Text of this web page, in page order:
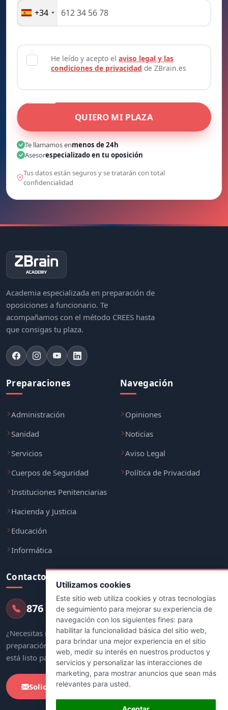
Utilizamos cookies
Este sitio web utiliza cookies y otras tecnologías
de seguimiento para mejorar su experiencia de
navegación con los siguientes fines: para
habilitar la funcionalidad básica del sitio web,
para brindar una mejor experiencia en el sitio
web, medir su interés en nuestros productos y
servicios y personalizar las interacciones de
marketing, para mostrar anuncios que sean más
relevantes para usted.
+34
He leído y acepto elaviso legal y las
condiciones de privacidad de ZBrain.es
QUIERO MI PLAZA
Te llamamos enmenos de 24h
Asesorespecializado en tu oposición
Tus datos están seguros y se tratarán con total
confidencialidad
Academia especializada en preparación de
oposiciones a funcionario. Te
acompañamos con el método CREES hasta
que consigas tu plaza.
Preparaciones
Administración
Sanidad
Servicios
Cuerpos de Seguridad
Instituciones Penitenciarias
Hacienda y Justicia
Educación
Informática
Navegación
Opiniones
Noticias
Aviso Legal
Política de Privacidad
Contacto
876 247 237
¿Necesitas más información sobre tu
preparación? Nuestro equipo de asesores
está listo para ayudarte.
Solicitar Información